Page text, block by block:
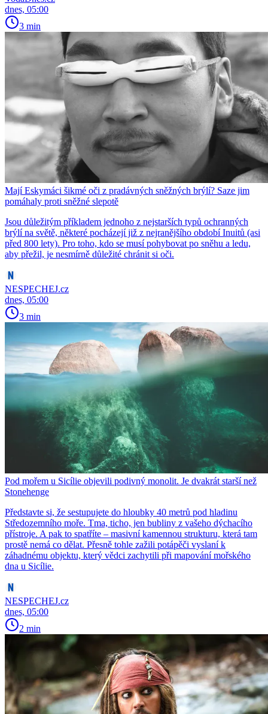
dnes, 05:00
3 min
Mají Eskymáci šikmé oči z pradávných sněžných brýlí? Saze jim
pomáhaly proti sněžné slepotě
Jsou důležitým příkladem jednoho z nejstarších typů ochranných
brýlí na světě, některé pocházejí již z nejranějšího období Inuitů (asi
před 800 lety). Pro toho, kdo se musí pohybovat po sněhu a ledu,
aby přežil, je nesmírně důležité chránit si oči.
NESPECHEJ.cz
dnes, 05:00
3 min
Pod mořem u Sicílie objevili podivný monolit. Je dvakrát starší než
Stonehenge
Představte si, že sestupujete do hloubky 40 metrů pod hladinu
Středozemního moře. Tma, ticho, jen bubliny z vašeho dýchacího
přístroje. A pak to spatříte – masivní kamennou strukturu, která tam
prostě nemá co dělat. Přesně tohle zažili potápěči vyslaní k
záhadnému objektu, který vědci zachytili při mapování mořského
dna u Sicílie.
NESPECHEJ.cz
dnes, 05:00
2 min